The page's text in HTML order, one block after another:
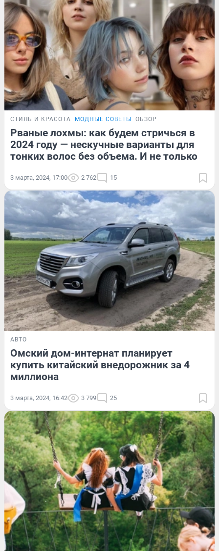
СТИЛЬ И КРАСОТА МОДНЫЕ СОВЕТЫ ОБЗОР
Рваные лохмы: как будем стричься в
2024 году — нескучные варианты для
тонких волос без объема. И не только
3 марта, 2024, 17:00 2 762 15
АВТО
Омский дом-интернат планирует
купить китайский внедорожник за 4
миллиона
3 марта, 2024, 16:42 3 799 25